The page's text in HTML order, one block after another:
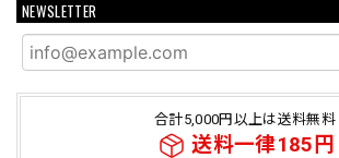
NEWSLETTER
合計5,000円以上は送料無料
送料一律185円